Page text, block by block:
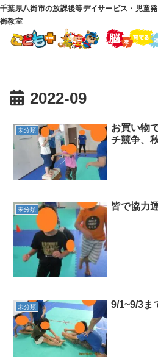
千葉県八街市の放課後等デイサービス・児童
街教室
2022-09
未分類
お買い物
チ競争、
未分類 皆で協力
未分類 9/1~9/3ま